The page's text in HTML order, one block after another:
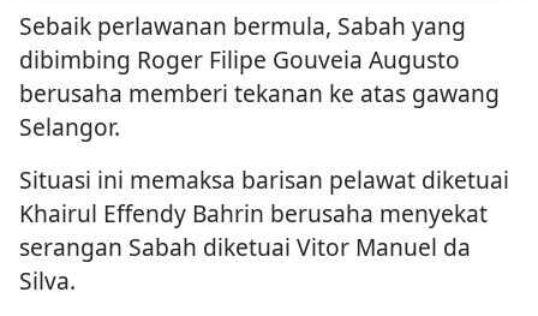
Sebaik perlawanan bermula, Sabah yang
dibimbing Roger Filipe Gouveia Augusto
berusaha memberi tekanan ke atas gawang
Selangor.
Situasi ini memaksa barisan pelawat diketuai
Khairul Effendy Bahrin berusaha menyekat
serangan Sabah diketuai Vitor Manuel da
Silva.